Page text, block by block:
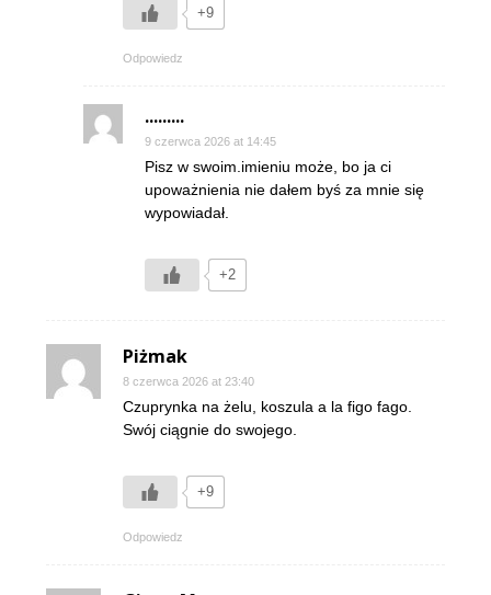
+9
Odpowiedz
.........
9 czerwca 2026 at 14:45
Pisz w swoim.imieniu może, bo ja ci
upoważnienia nie dałem byś za mnie się
wypowiadał.
+2
Piżmak
8 czerwca 2026 at 23:40
Czuprynka na żelu, koszula a la figo fago.
Swój ciągnie do swojego.
+9
Odpowiedz